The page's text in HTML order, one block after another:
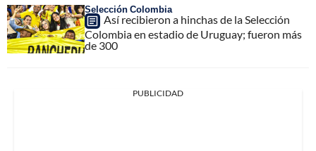
Selección Colombia
Así recibieron a hinchas de la Selección
Colombia en estadio de Uruguay; fueron más
de 300
PUBLICIDAD